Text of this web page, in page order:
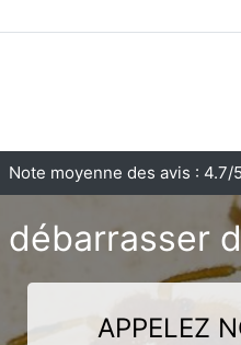
Note moyenne des avis : 4.7/5
APPELEZ